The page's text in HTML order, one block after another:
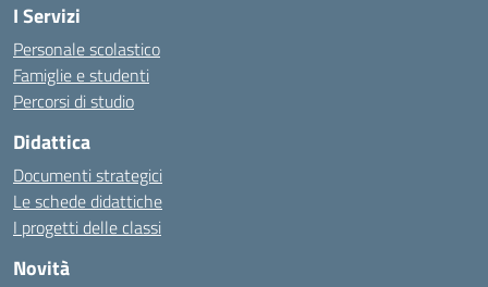
I Servizi
Personale scolastico
Famiglie e studenti
Percorsi di studio
Didattica
Documenti strategici
Le schede didattiche
I progetti delle classi
Novità